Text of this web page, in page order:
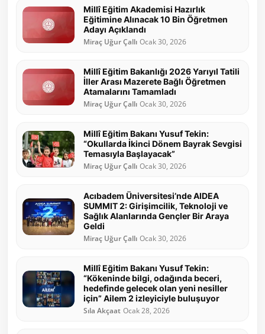
Millî Eğitim Akademisi Hazırlık
Eğitimine Alınacak 10 Bin Öğretmen
Adayı Açıklandı
Miraç Uğur Çallı Ocak 30, 2026
Millî Eğitim Bakanlığı 2026 Yarıyıl Tatili
İller Arası Mazerete Bağlı Öğretmen
Atamalarını Tamamladı
Miraç Uğur Çallı Ocak 30, 2026
Millî Eğitim Bakanı Yusuf Tekin:
“Okullarda İkinci Dönem Bayrak Sevgisi
Temasıyla Başlayacak”
Miraç Uğur Çallı Ocak 30, 2026
Acıbadem Üniversitesi’nde AIDEA
SUMMIT 2: Girişimcilik, Teknoloji ve
Sağlık Alanlarında Gençler Bir Araya
Geldi
Miraç Uğur Çallı Ocak 30, 2026
Millî Eğitim Bakanı Yusuf Tekin:
“Kökeninde bilgi, odağında beceri,
hedefinde gelecek olan yeni nesiller
için” Ailem 2 izleyiciyle buluşuyor
Sıla Akçaat Ocak 28, 2026